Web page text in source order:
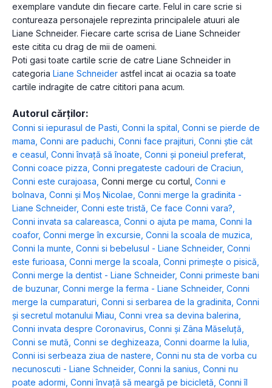
exemplare vandute din fiecare carte. Felul in care scrie si
contureaza personajele reprezinta principalele atuuri ale
Liane Schneider. Fiecare carte scrisa de Liane Schneider
este citita cu drag de mii de oameni.
Poti gasi toate cartile scrie de catre Liane Schneider in
categoria Liane Schneider astfel incat ai ocazia sa toate
cartile indragite de catre cititori pana acum.
Autorul cărților:
Conni si iepurasul de Pasti Conni la spital Conni se pierde de
mama Conni are paduchi Conni face prajituri Conni știe cât
e ceasul Conni învață să înoate Conni și poneiul preferat
Conni coace pizza Conni pregateste cadouri de Craciun
Conni este curajoasa Conni merge cu cortul Conni e
bolnava Conni și Moș Nicolae Conni merge la gradinita -
Liane Schneider, Conni este tristă Ce face Conni vara?
Conni invata sa calareasca Conni o ajuta pe mama Conni la
coafor, Conni merge în excursie Conni la scoala de muzica
Conni la munte Conni si bebelusul - Liane Schneider, Conni
este furioasa Conni merge la scoala Conni primește o pisică
Conni merge la dentist - Liane Schneider, Conni primeste bani
de buzunar, Conni merge la ferma - Liane Schneider, Conni
merge la cumparaturi Conni si serbarea de la gradinita Conni
și secretul motanului Miau Conni vrea sa devina balerina
Conni invata despre Coronavirus Conni și Zâna Măseluță
Conni se mută Conni se deghizeaza Conni doarme la Iulia
Conni isi serbeaza ziua de nastere Conni nu sta de vorba cu
necunoscuti - Liane Schneider, Conni la sanius Conni nu
poate adormi Conni învață să meargă pe bicicletă Conni îl